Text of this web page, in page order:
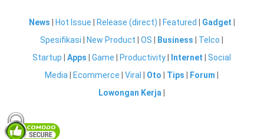
News Hot Issue Release (direct) Featured Gadget
Spesifikasi
New Product |OS Business Telco
Startup |Apps |Game Productivity Internet |Social
Media
Ecommerce |Viral Oto Tips Forum
Lowongan Kerja